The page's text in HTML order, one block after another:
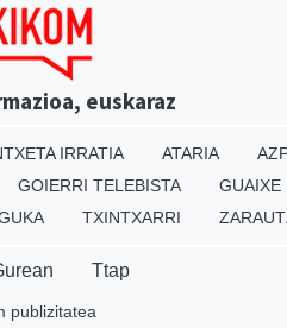
euskaraz
IRRATIA ATARIA
GOIERRI TELEBISTA GUAIXE
TXINTXARRI
Ttap
publizitatea